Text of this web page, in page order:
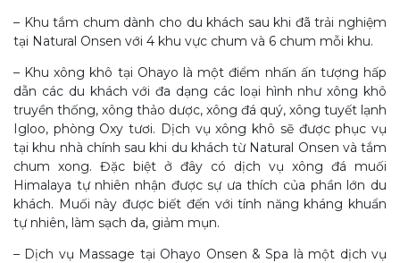
– Khu tắm chum dành cho du khách sau khi đã trải nghiệm
tại Natural Onsen với 4 khu vực chum và 6 chum mỗi khu.
– Khu xông khô tại Ohayo là một điểm nhấn ấn tượng hấp
dẫn các du khách với đa dạng các loại hình như xông khô
truyền thống, xông thảo dược, xông đá quý, xông tuyết lạnh
Igloo, phòng Oxy tươi. Dịch vụ xông khô sẽ được phục vụ
tại khu nhà chính sau khi du khách từ Natural Onsen và tắm
chum xong. Đặc biệt ở đây có dịch vụ xông đá muối
Himalaya tự nhiên nhận được sự ưa thích của phần lớn du
khách. Muối này được biết đến với tính năng kháng khuẩn
tự nhiên, làm sạch da, giảm mụn.
– Dịch vụ Massage tại Ohayo Onsen & Spa là một dịch vụ